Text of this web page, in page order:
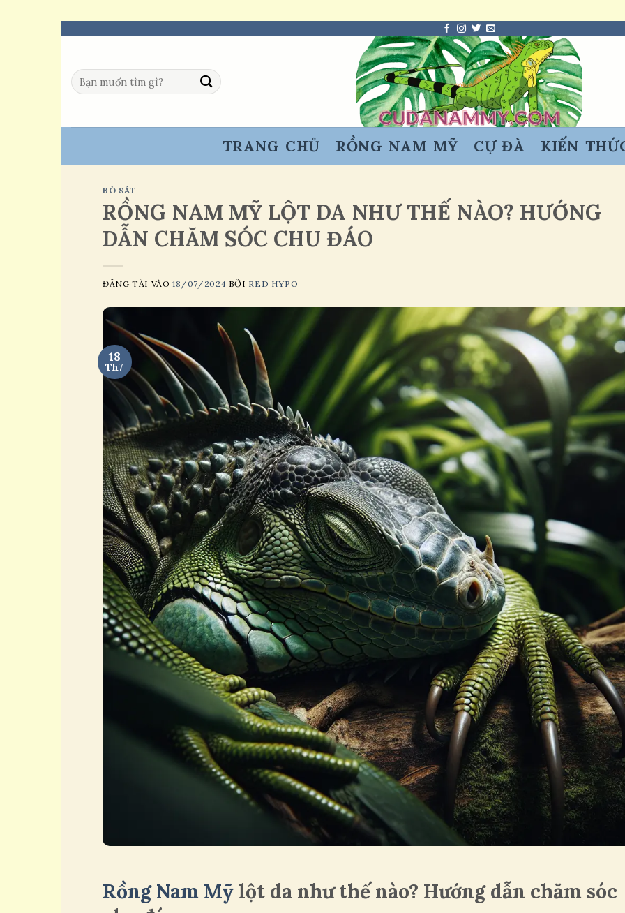
content
Tìm
kiếm:
TRANG CHỦ RỒNG NAM MỸ CỰ ĐÀ KIẾN
BÒ SÁT
RỒNG NAM MỸ LỘT DA NHƯ THẾ NÀO? HƯỚNG
DẪN CHĂM SÓC CHU ĐÁO
ĐĂNG TẢI VÀO18/07/2024 BỞI RED HYPO
18
Th7
Rồng Nam Mỹ lột da như thế nào? Hướng dẫn chăm sóc